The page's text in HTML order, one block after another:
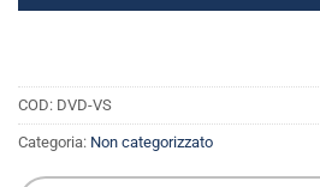
COD: DVD-VS
Categoria: Non categorizzato